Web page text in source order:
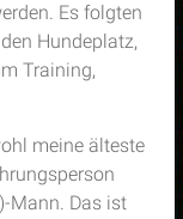
Es folgten
Hundeplatz,
Training,
meine älteste
Mann. Das ist